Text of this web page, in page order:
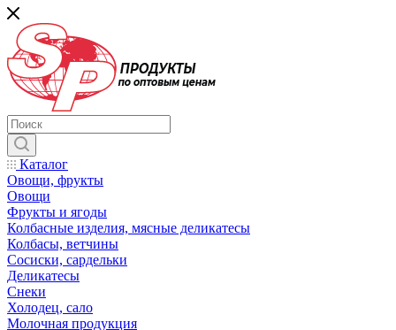
Каталог
Овощи, фрукты
Овощи
Фрукты и ягоды
Колбасные изделия, мясные деликатесы
Колбасы, ветчины
Сосиски, сардельки
Деликатесы
Снеки
Холодец, сало
Молочная продукция